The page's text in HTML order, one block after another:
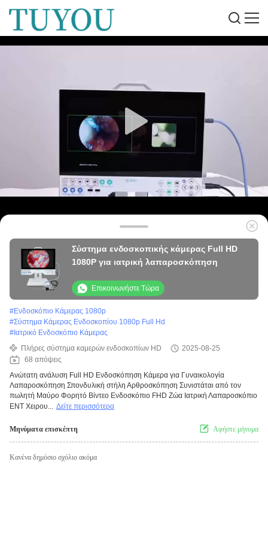
Σύστημα ενδοσκοπικής κάμερας Full HD
1080P για ιατρική λαπαροσκόπηση
Επικοινωνήστε Τώρα
#Ενδοσκόπιο Κάμερας 1080p
#Σύστημα Κάμερας Ενδοσκοπίου 1080p Full Hd
# Ιατρικό Ενδοσκόπιο Κάμερας
Πλήρες σύστημα καμερών ενδοσκοπίων HD
2025-08-25
68 απόψεις
Ανώτατη ανάλυση Full HD Ενδοσκόπηση Κάμερα για Γυναικολογία
Λαπαροσκόπηση Σπονδυλική στήλη Αρθροσκόπηση Συνιστάται από τον
πωλητή Μαύρο Φορητό Βίντεο Ενδοσκόπιο FHD Ζώα Ιατρική Λαπαροσκόπιο
ΕΝΤ Χειρου... Δείτε περισσότερα
Μηνύματα επισκέπτη Αφήστε μήνυμα
Κανένα δημόσιο σχόλιο ακόμα